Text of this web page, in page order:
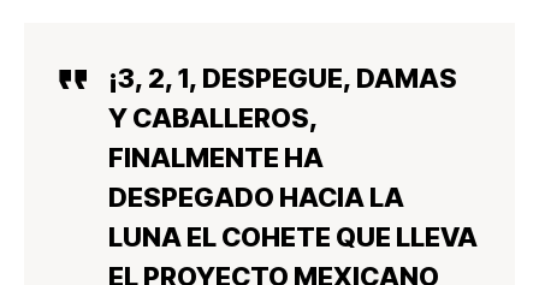
¡3, 2, 1, DESPEGUE, DAMAS
Y CABALLEROS,
FINALMENTE HA
DESPEGADO HACIA LA
LUNA EL COHETE QUE LLEVA
EL PROYECTO MEXICANO